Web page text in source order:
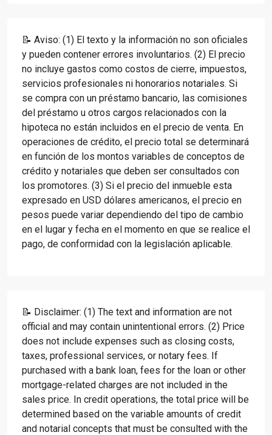
📝 Aviso: (1) El texto y la información no son oficiales
y pueden contener errores involuntarios. (2) El precio
no incluye gastos como costos de cierre, impuestos,
servicios profesionales ni honorarios notariales. Si
se compra con un préstamo bancario, las comisiones
del préstamo u otros cargos relacionados con la
hipoteca no están incluidos en el precio de venta. En
operaciones de crédito, el precio total se determinará
en función de los montos variables de conceptos de
crédito y notariales que deben ser consultados con
los promotores. (3) Si el precio del inmueble esta
expresado en USD dólares americanos, el precio en
pesos puede variar dependiendo del tipo de cambio
en el lugar y fecha en el momento en que se realice el
pago, de conformidad con la legislación aplicable.
📝 Disclaimer: (1) The text and information are not
official and may contain unintentional errors. (2) Price
does not include expenses such as closing costs,
taxes, professional services, or notary fees. If
purchased with a bank loan, fees for the loan or other
mortgage-related charges are not included in the
sales price. In credit operations, the total price will be
determined based on the variable amounts of credit
and notarial concepts that must be consulted with the